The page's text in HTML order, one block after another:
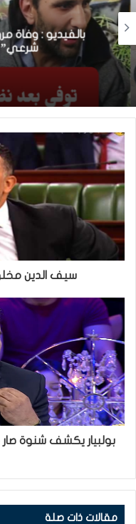
بالفيديو : وفاة
شرعي”
سيف الدين
بولبيار يكشف شنوة
مقالات ذات صلة